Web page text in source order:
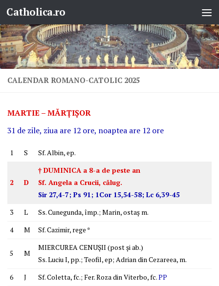
Skip to content
Catholica.ro
CALENDAR ROMANO-CATOLIC 2025
MARTIE – MĂRŢIŞOR
31 de zile, ziua are 12 ore, noaptea are 12 ore
1 S Sf. Albin, ep.
2 D
† DUMINICA a 8-a de peste an
Sf. Angela a Crucii, călug.
Sir 27,4-7; Ps 91; 1Cor 15,54-58; Lc 6,39-45
3
L
Ss. Cunegunda, împ.; Marin, ostaş m.
4
M Sf. Cazimir, rege *
5 M
MIERCUREA CENUŞII (post şi ab.)
Ss. Luciu I, pp.; Teofil, ep; Adrian din Cezareea, m.
6
J Sf. Coletta, fc.; Fer. Roza din Viterbo, fc.PP